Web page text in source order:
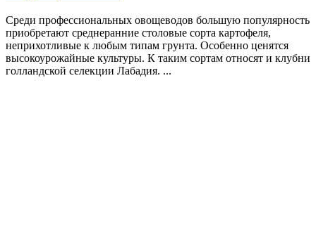
Среди профессиональных овощеводов большую популярность
приобретают среднеранние столовые сорта картофеля,
неприхотливые к любым типам грунта. Особенно ценятся
высокоурожайные культуры. К таким сортам относят и клубни
голландской селекции Лабадия. ...